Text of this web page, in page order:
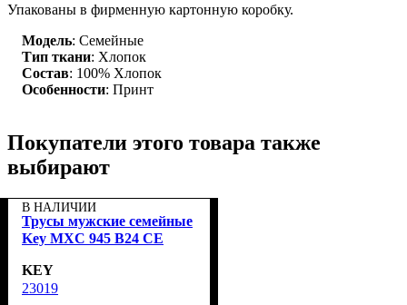
Упакованы в фирменную картонную коробку.
Модель: Семейные
Тип ткани: Хлопок
Состав: 100% Хлопок
Особенности: Принт
Покупатели этого товара также
выбирают
В НАЛИЧИИ
Трусы мужские семейные
Key MXC 945 В24 CE
KEY
23019